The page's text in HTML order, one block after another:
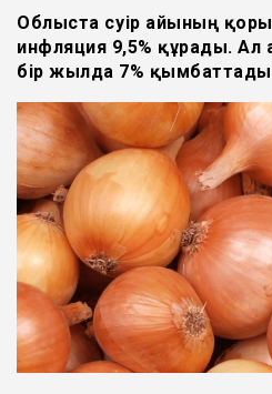
Облыста сәуір айының
инфляция 9,5% құрады. Ал
бір жылда 7%